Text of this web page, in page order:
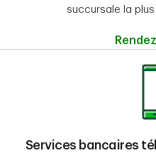
succursale la
Services bancaires